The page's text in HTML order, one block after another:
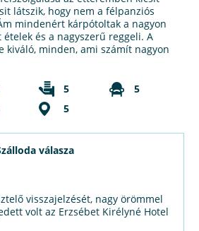
látszik, hogy nem a félpanziós
mindenért kárpótoltak a nagyon
és a nagyszerű reggeli. A
kiváló, minden, ami számít nagyon
5
5
5
válasza
visszajelzését, nagy örömmel
volt az Erzsébet Kirélyné Hotel